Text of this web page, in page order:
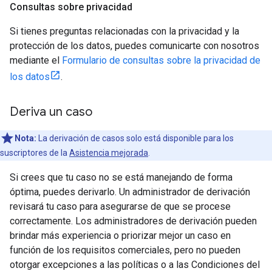
Consultas sobre privacidad
Si tienes preguntas relacionadas con la privacidad y la
protección de los datos, puedes comunicarte con nosotros
mediante el Formulario de consultas sobre la privacidad de
los datos
.
Deriva un caso
Nota: La derivación de casos solo está disponible para los
suscriptores de la Asistencia mejorada
Si crees que tu caso no se está manejando de forma
óptima, puedes derivarlo. Un administrador de derivación
revisará tu caso para asegurarse de que se procese
correctamente. Los administradores de derivación pueden
brindar más experiencia o priorizar mejor un caso en
función de los requisitos comerciales, pero no pueden
otorgar excepciones a las políticas o a las Condiciones del